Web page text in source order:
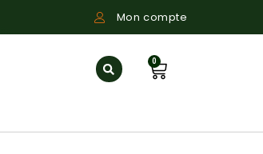
Mon compte
0